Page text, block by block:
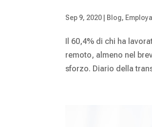
Sep 9, 2020 Blog,
Il 60,4% di chi ha
remoto, almeno nel
sforzo. Diario della